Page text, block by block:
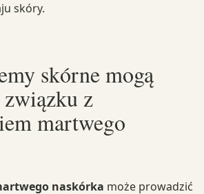
skóry.
skórne mogą
z
martwego
naskórka może prowadzić